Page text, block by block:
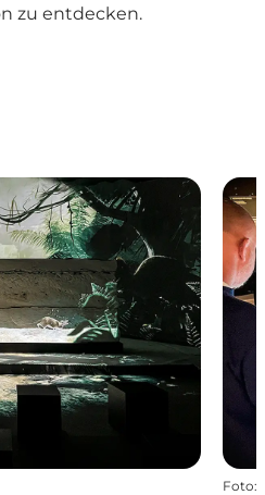
zu entdecken.
Foto: